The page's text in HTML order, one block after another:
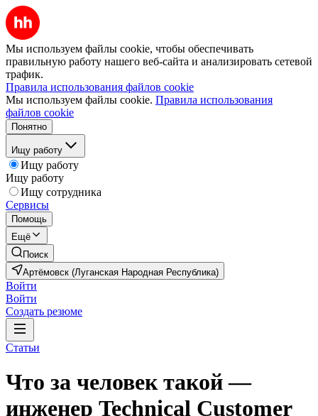
Мы используем файлы cookie, чтобы обеспечивать
правильную работу нашего веб-сайта и анализировать сетевой
трафик.
Правила использования файлов cookie
Мы используем файлы cookie. Правила использования
файлов cookie
Понятно
Ищу работу
Ищу работу
Ищу работу
Ищу сотрудника
Сервисы
Помощь
Ещё
Поиск
Артёмовск (Луганская Народная Республика)
Войти
Войти
Создать резюме
Статьи
Что за человек такой —
инженер Technical Customer